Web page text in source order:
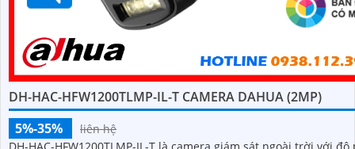
DH-HAC-HFW1200TLMP-IL-T CAMERA DAHUA (2MP)
5%-35%
liên hệ